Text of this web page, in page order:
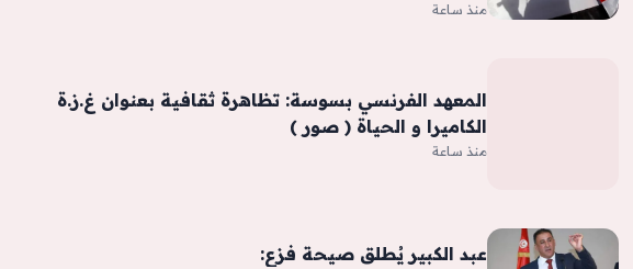
منذ ساعة
المعهد الفرنسي بسوسة: تظاهرة ثقافية بعنوان غ.ز.ة
الكاميرا و الحياة ( صور )
منذ ساعة
عبد الكبير يُطلق صيحة فزع: